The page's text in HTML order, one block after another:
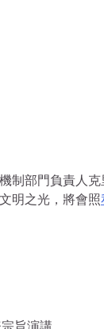
制部門負責人
明之光，將會照